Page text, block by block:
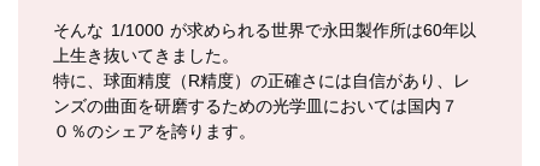
そんな 1/1000 が求められる世界で永田製作所は60年以
上生き抜いてきました。
特に、球面精度（R精度）の正確さには自信があり、レ
ンズの曲面を研磨するための光学皿においては国内７
０％のシェアを誇ります。